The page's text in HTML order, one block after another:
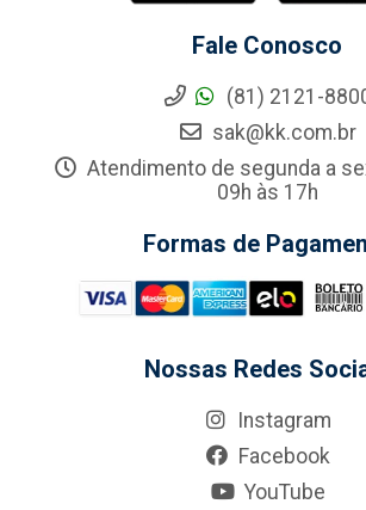
Fale Conosco
(81) 2121-
sak@kk.com.br
Atendimento de segunda a
09h às 17h
Formas de
Nossas Redes
Instagram
Facebook
YouTube